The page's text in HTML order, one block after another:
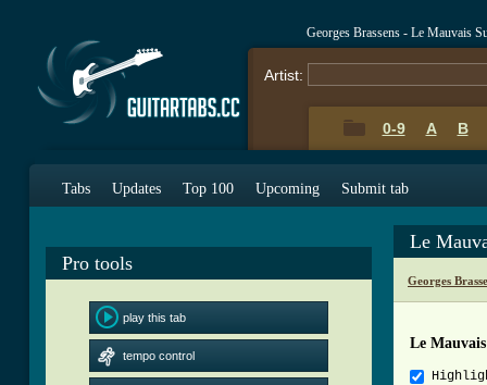
Georges Brassens - Le Mauvais
Artist:
0-9 A B
Tabs Updates Top 100 Upcoming Submit tab
Pro tools
play this tab
tempo control
Le
Georges
Le